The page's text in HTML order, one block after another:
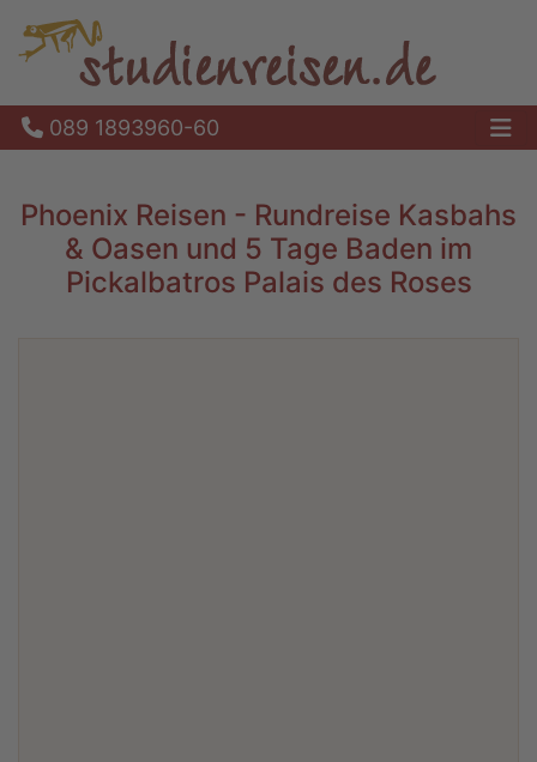
089 1893960-60
Phoenix Reisen - Rundreise Kasbahs
& Oasen und 5 Tage Baden im
Pickalbatros Palais des Roses